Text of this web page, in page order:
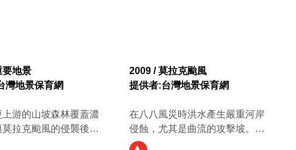
要地景
灣地景保育網
游的山坡森林覆蓋濃
莫拉克颱風的侵襲後也
塌現象，只有遠方邊
2009 / 莫拉克颱風
提供者:台灣地景保育網
在八八風災時洪水產生嚴重河岸
侵蝕，尤其是曲流的攻擊坡。照
片中房屋所在的位置就是曲流的